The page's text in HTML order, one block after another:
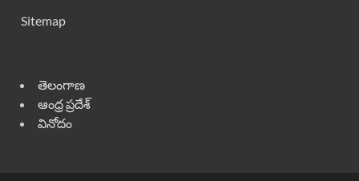
Sitemap
తెలంగాణ
ఆంధ్ర ప్రదేశ్
వినోదం